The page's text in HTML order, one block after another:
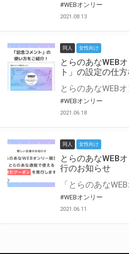
#WEBオンリー
2021.08.13
同人 女性向け
とらのあなWEB
ト」の設定の仕
#WEBオンリー
2021.06.18
同人 女性向け
とらのあなWEB
行のお知らせ
#WEBオンリー
2021.06.11